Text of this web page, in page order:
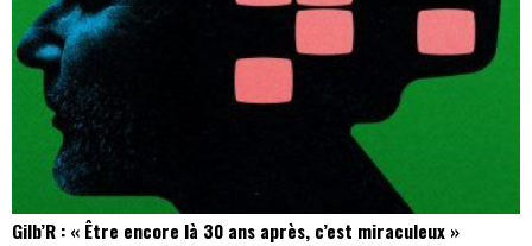
Gilb’R : « Être encore là 30 ans après, c’est miraculeux »